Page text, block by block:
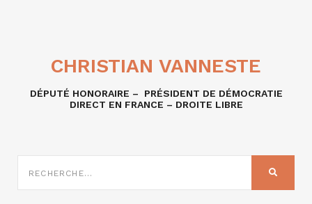
CHRISTIAN VANNESTE
DÉPUTÉ HONORAIRE – PRÉSIDENT DE DÉMOCRATIE
DIRECT EN FRANCE – DROITE LIBRE
SUR